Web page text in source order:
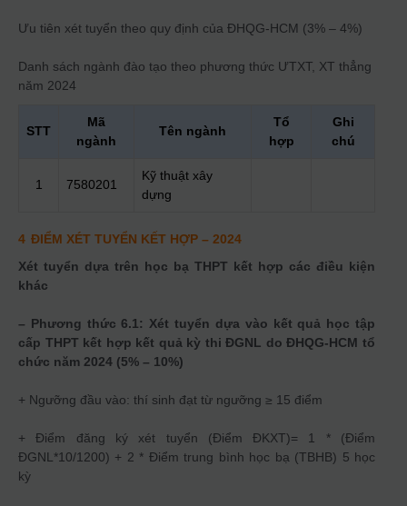
Ưu tiên xét tuyển theo quy định của ĐHQG-HCM (3% – 4%)
Danh sách ngành đào tạo theo phương thức ƯTXT, XT thẳng
năm 2024
STT
Mã
ngành
Tên ngành
Tổ
hợp
Ghi
chú
1 7580201
Kỹ thuật xây
dựng
4 ĐIỂM XÉT TUYỂN KẾT HỢP – 2024
Xét tuyển dựa trên học bạ THPT kết hợp các điều kiện
khác
– Phương thức 6.1: Xét tuyển dựa vào kết quả học tập
cấp THPT kết hợp kết quả kỳ thi ĐGNL do ĐHQG-HCM tổ
chức năm 2024 (5% – 10%)
+ Ngưỡng đầu vào: thí sinh đạt từ ngưỡng ≥ 15 điểm
+ Điểm đăng ký xét tuyển (Điểm ĐKXT)= 1 * (Điểm
ĐGNL*10/1200) + 2 * Điểm trung bình học bạ (TBHB) 5 học
kỳ